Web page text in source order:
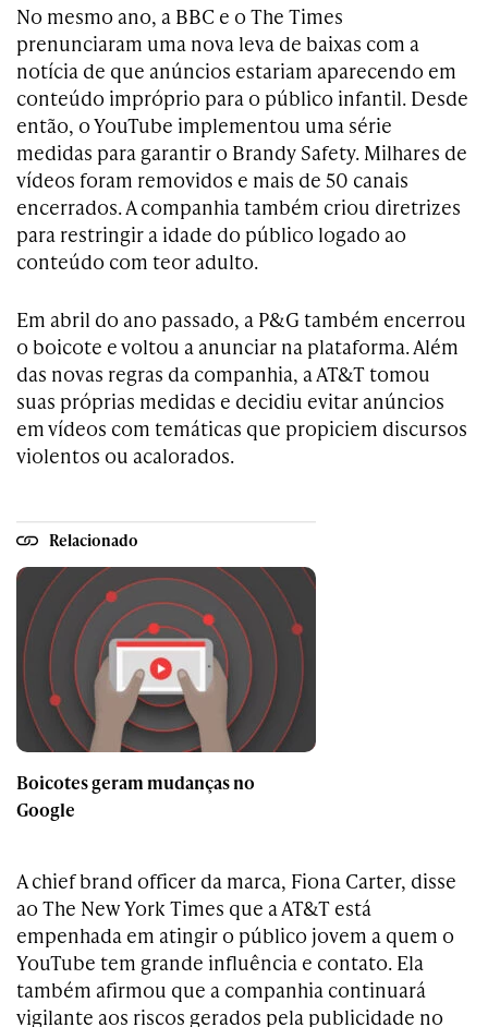
No mesmo ano, a BBC e o The Times
prenunciaram uma nova leva de baixas com a
notícia de que anúncios estariam aparecendo em
conteúdo impróprio para o público infantil. Desde
então, o YouTube implementou uma série
medidas para garantir o Brandy Safety. Milhares de
vídeos foram removidos e mais de 50 canais
encerrados. A companhia também criou diretrizes
para restringir a idade do público logado ao
conteúdo com teor adulto.
Em abril do ano passado, a P&G também encerrou
o boicote e voltou a anunciar na plataforma. Além
das novas regras da companhia, a AT&T tomou
suas próprias medidas e decidiu evitar anúncios
em vídeos com temáticas que propiciem discursos
violentos ou acalorados.
Relacionado
Boicotes geram mudanças no
Google
A chief brand officer da marca, Fiona Carter, disse
ao The New York Times que a AT&T está
empenhada em atingir o público jovem a quem o
YouTube tem grande influência e contato. Ela
também afirmou que a companhia continuará
vigilante aos riscos gerados pela publicidade no